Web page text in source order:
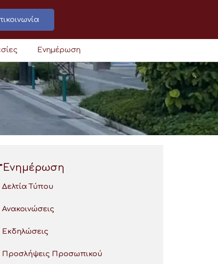
Ενημέρωση
Ενημέρωση
Δελτία Τύπου
Ανακοινώσεις
Εκδηλώσεις
Προσλήψεις Προσωπικού